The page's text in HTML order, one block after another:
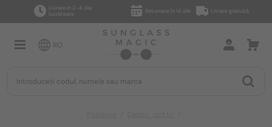
Livrare în 2–4 zile
lucrătoare
Returnare în 14 zile Livrare gratuită
RO